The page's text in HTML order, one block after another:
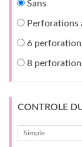
Sans
Perforations
6
8
CONTROLE
Simple